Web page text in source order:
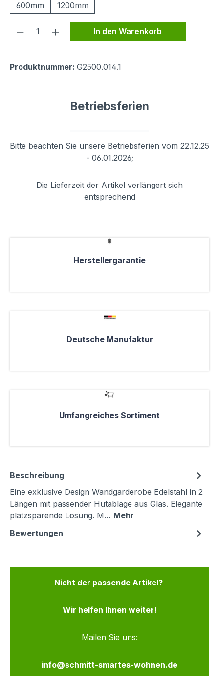
600mm
1200mm
Produkt Anzahl: Gib den
In den Warenkorb
Produktnummer: G2500.014.1
Betriebsferien
Bitte beachten Sie unsere Betriebsferien vom 22.12.25
- 06.01.2026;
Die Lieferzeit der Artikel verlängert sich
entsprechend
Herstellergarantie
Deutsche Manufaktur
Umfangreiches Sortiment
Beschreibung
Eine exklusive Design Wandgarderobe Edelstahl in 2
Längen mit passender Hutablage aus Glas. Elegante
platzsparende Lösung. M… Mehr
Bewertungen
Nicht der passende Artikel?
Wir helfen Ihnen weiter!
Mailen Sie uns:
info@schmitt-smartes-wohnen.de